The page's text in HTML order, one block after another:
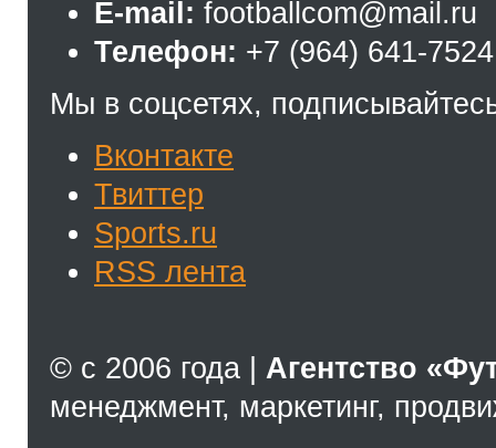
E-mail: footballcom@mail.ru
Телефон: +7 (964) 641-7524
Мы в соцсетях,
Вконтакте
Твиттер
Sports.ru
RSS лента
© с 2006 года | Агентство
менеджмент, маркетинг,